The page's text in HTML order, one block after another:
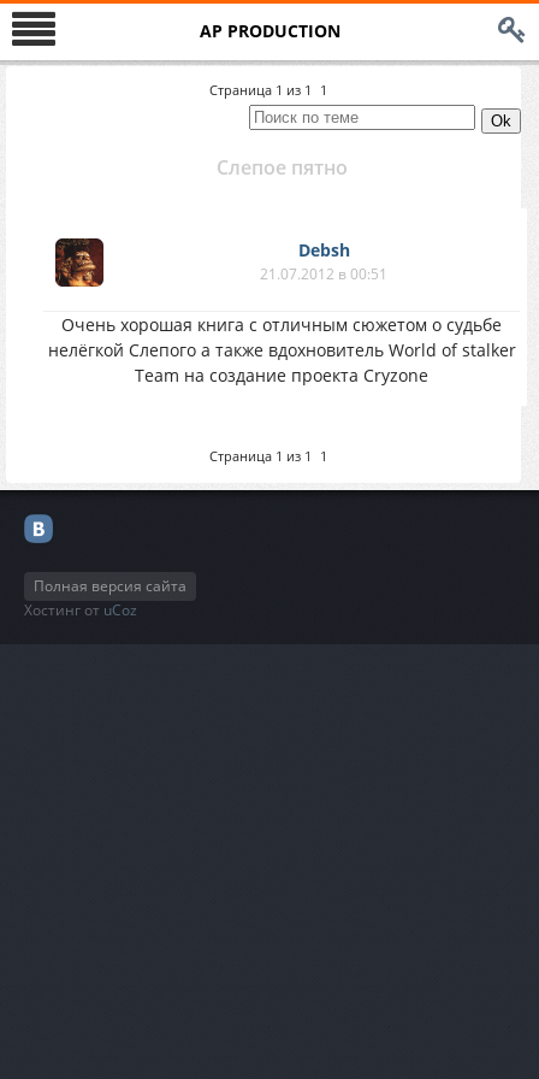
AP PRODUCTION
Страница 1 из 1 1
Слепое пятно
Debsh
21.07.2012 в 00:51
Очень хорошая книга с отличным сюжетом о судьбе
нелёгкой Слепого а также вдохновитель World of stalker
Team на создание проекта Cryzone
Страница 1 из 1 1
Полная версия сайта
Хостинг от uCoz